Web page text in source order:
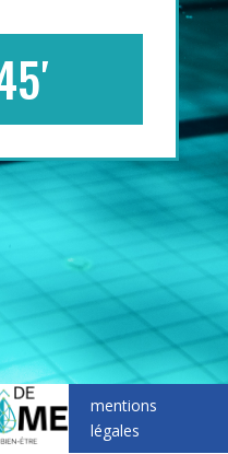
mentions
légales